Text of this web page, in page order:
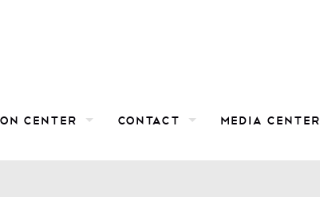
Center Contact Media Center